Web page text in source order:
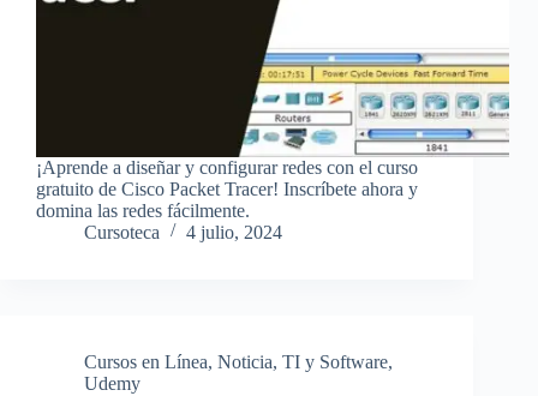
¡Aprende a diseñar y configurar redes con el curso
gratuito de Cisco Packet Tracer! Inscríbete ahora y
domina las redes fácilmente.
Cursoteca
4 julio, 2024
Cursos en Línea, Noticia, TI y Software,
Udemy